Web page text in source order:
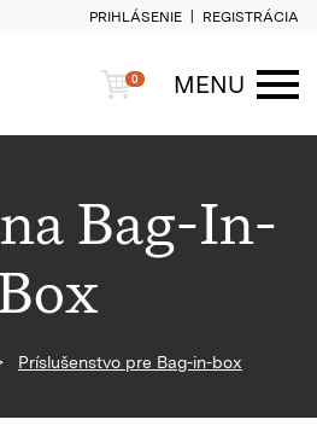
PRIHLÁSENIE REGISTRÁCIA
Košík
0
MENU
Bag-In-
Príslušenstvo pre Bag-in-box